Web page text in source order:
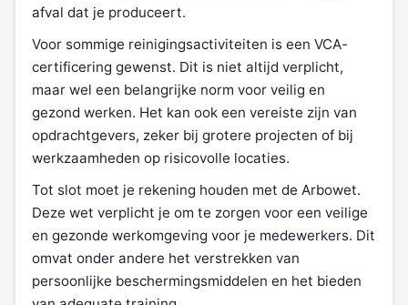
afval dat je produceert.
Voor sommige reinigingsactiviteiten is een VCA-
certificering gewenst. Dit is niet altijd verplicht,
maar wel een belangrijke norm voor veilig en
gezond werken. Het kan ook een vereiste zijn van
opdrachtgevers, zeker bij grotere projecten of bij
werkzaamheden op risicovolle locaties.
Tot slot moet je rekening houden met de Arbowet.
Deze wet verplicht je om te zorgen voor een veilige
en gezonde werkomgeving voor je medewerkers. Dit
omvat onder andere het verstrekken van
persoonlijke beschermingsmiddelen en het bieden